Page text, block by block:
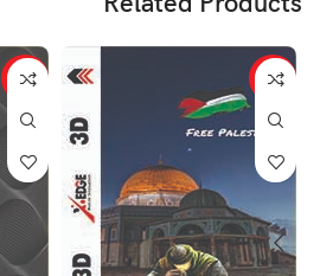
-14%
-14%